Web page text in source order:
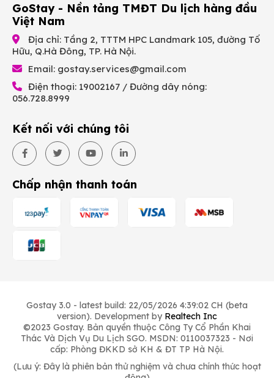
GoStay - Nền tảng TMĐT Du lịch hàng đầu
Việt Nam
Địa chỉ: Tầng 2, TTTM HPC Landmark 105, đường Tố
Hữu, Q.Hà Đông, TP. Hà Nội.
Email: gostay.services@gmail.com
Điện thoại: 19002167 / Đường dây nóng:
056.728.8999
Kết nối với chúng tôi
Chấp nhận thanh toán
Gostay 3.0 - latest build: 22/05/2026 4:39:02 CH (beta
version). Development by Realtech Inc
©2023 Gostay. Bản quyền thuộc Công Ty Cổ Phần Khai
Thác Và Dịch Vụ Du Lịch SGO. MSDN: 0110037323 - Nơi
cấp: Phòng ĐKKD sở KH & ĐT TP Hà Nội.
(Lưu ý: Đây là phiên bản thử nghiệm và chưa chính thức hoạt